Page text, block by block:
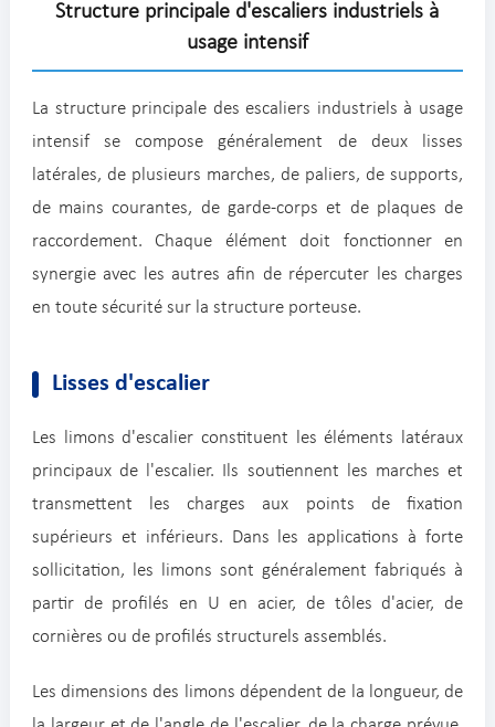
Structure principale d'escaliers industriels à
usage intensif
La structure principale des escaliers industriels à usage
intensif se compose généralement de deux lisses
latérales, de plusieurs marches, de paliers, de supports,
de mains courantes, de garde-corps et de plaques de
raccordement. Chaque élément doit fonctionner en
synergie avec les autres afin de répercuter les charges
en toute sécurité sur la structure porteuse.
Lisses d'escalier
Les limons d'escalier constituent les éléments latéraux
principaux de l'escalier. Ils soutiennent les marches et
transmettent les charges aux points de fixation
supérieurs et inférieurs. Dans les applications à forte
sollicitation, les limons sont généralement fabriqués à
partir de profilés en U en acier, de tôles d'acier, de
cornières ou de profilés structurels assemblés.
Les dimensions des limons dépendent de la longueur, de